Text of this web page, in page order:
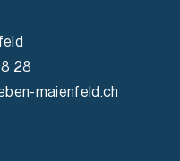
28
maienfeld.ch